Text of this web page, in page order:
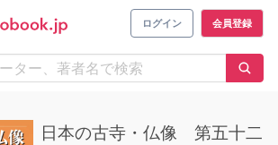
ログイン 会員登録
日本の古寺・仏像 第五十二